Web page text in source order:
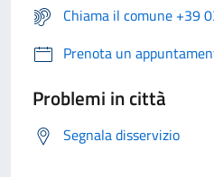
Chiama il comune +39
Prenota un
Problemi in città
Segnala disservizio